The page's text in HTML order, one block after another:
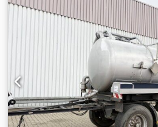
BPW, μουσαμάς, στήριξη εμπρός,
Υπερκατασκευή: δεξαμενή νερού
ΦΩΤΟΓΡΑΦΙΕΣ ΑΡΧΕΙΟΥ! Πρώην
φρένα! Τραπεζοειδής ρυμουλκός
Abferf Εάν το τρέιλερ αγοραστεί με
είναι 3.900,00€ καθαρά! Η δεξαμενή
ρυμουλκούμενο, αλλά μπορεί να
ΔΗΛΩΣΕΙΣ ΓΙΑ ΤΑ ΠΑΡΕΛΚΟΜΕΝΑ
επιφυλάσσεται η δυνατότητα